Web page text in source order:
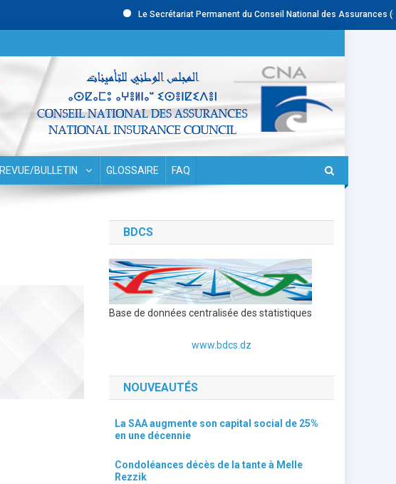
Le Secrétariat Permanent du Conseil National des Assurances
REVUE/BULLETIN GLOSSAIRE FAQ
BDCS
Base de données centralisée des statistiques
www.bdcs.dz
NOUVEAUTÉS
La SAA augmente son capital social de 25%
en une décennie
Condoléances décès de la tante à Melle
Rezzik